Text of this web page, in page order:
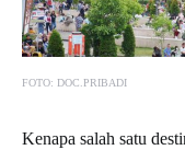
FOTO: DOC.PRIBADI
Kenapa salah satu